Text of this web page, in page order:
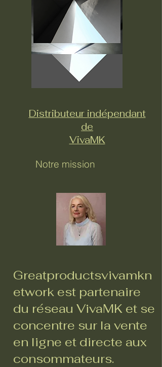
Distributeur indépendant
de
VivaMK
Notre mission
Greatproductsvivamkn
etwork est partenaire
du réseau VivaMK et se
concentre sur la vente
en ligne et directe aux
consommateurs.